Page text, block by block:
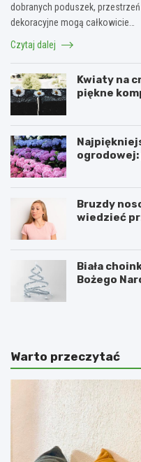
dobranych poduszek,
dekoracyjne mogą całkowicie…
Czytaj dalej
Kwiaty na
piękne
Bruzdy
wiedzieć
Biała
Bożego
Warto przeczytać